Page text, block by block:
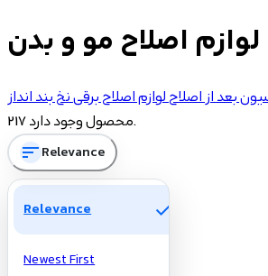
لوازم اصلاح مو و بدن
بعد از اصلاحلوازم اصلاح برقینخ بند انداز
217 محصول وجود دارد.
sortRelevance
Relevance check
Newest First